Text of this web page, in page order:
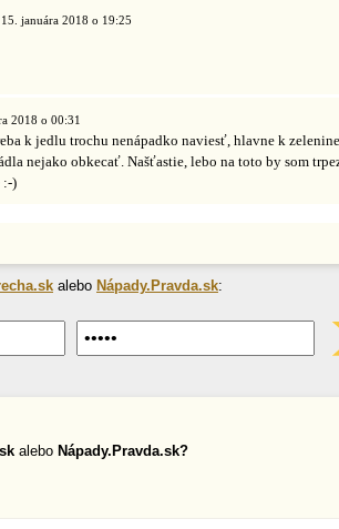
, 15. januára 2018 o 19:25
2018 o 00:31
k jedlu trochu nenápadko naviesť, hlavne k
nejako obkecať. Našťastie, lebo na toto by som
:-)
alebo Nápady.Pravda.sk:
alebo Nápady.Pravda.sk?